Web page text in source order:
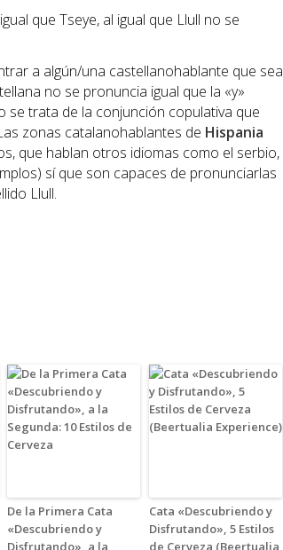
que Tseye, al igual que Llull no se
a algún/una castellanohablante que sea
no se pronuncia igual que la «y»
se trata de la conjunción copulativa que
zonas catalanohablantes de Hispania
que hablan otros idiomas como el serbio,
sí que son capaces de pronunciarlas
Llull.
De la Primera Cata
«Descubriendo y
Disfrutando», a la
Cata «Descubriendo y
Disfrutando», 5 Estilos
de Cerveza (Beertualia